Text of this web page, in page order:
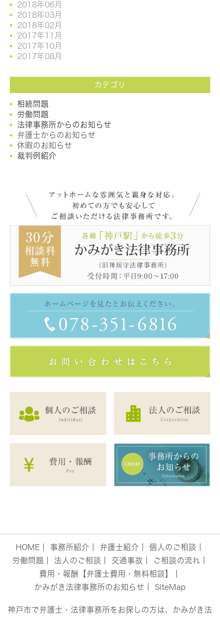
2018年06月
2018年03月
2018年02月
2017年11月
2017年10月
2017年08月
カテゴリ
相続問題
労働問題
法律事務所からのお知らせ
弁護士からのお知らせ
休暇のお知らせ
裁判例紹介
HOME 事務所紹介 弁護士紹介 個人のご相談
労働問題
法人のご相談 交通事故 ご相談の流れ
費用・報酬【弁護士費用・無料相談】
かみがき法律事務所のお知らせ
SiteMap
神戸市で弁護士・法律事務所をお探しの方は、かみがき法